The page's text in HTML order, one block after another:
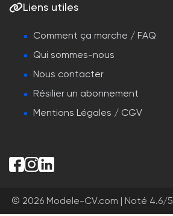
Liens utiles
Comment ça marche / FAQ
Qui sommes-nous
Nous contacter
Résilier un abonnement
Mentions Légales / CGV
© 2026 Modele-CV.com | Noté 4.6/5